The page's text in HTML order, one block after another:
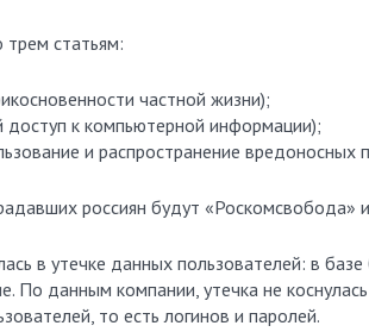
статьям:
частной жизни);
доступ к компьютерной информации);
и распространение вредоносных
россиян будут «Роскомсвобода»
в утечке данных пользователей: в
По данным компании, утечка не
то есть логинов и паролей.